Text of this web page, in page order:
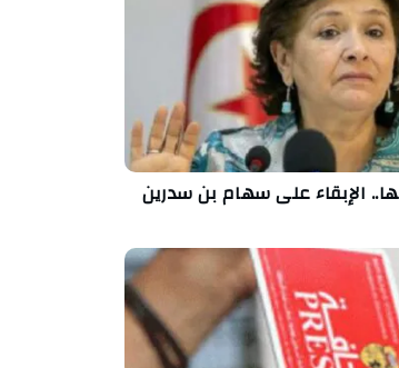
الإبقاء على سهام بن سدرين